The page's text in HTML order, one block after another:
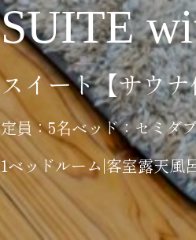
SUITE
スイート【サウ
定員：5名ベッド：セミダ
1ベッドルーム|客室露天風